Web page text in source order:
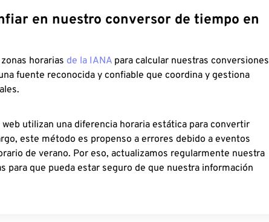
en nuestro conversor de tiempo en
horarias de la IANA para calcular nuestras conversiones
fuente reconocida y confiable que coordina y gestiona
utilizan una diferencia horaria estática para convertir
este método es propenso a errores debido a eventos
de verano. Por eso, actualizamos regularmente nuestra
para que pueda estar seguro de que nuestra información